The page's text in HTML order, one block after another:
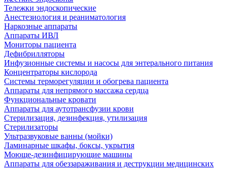
Тележки эндоскопические
Анестезиология и реаниматология
Наркозные аппараты
Аппараты ИВЛ
Мониторы пациента
Дефибрилляторы
Инфузионные системы и насосы для энтерального питания
Концентраторы кислорода
Системы терморегуляции и обогрева пациента
Аппараты для непрямого массажа сердца
Функциональные кровати
Аппараты для аутотрансфузии крови
Стерилизация, дезинфекция, утилизация
Стерилизаторы
Ультразвуковые ванны (мойки)
Ламинарные шкафы, боксы, укрытия
Моюще-дезинфицирующие машины
Аппараты для обеззараживания и деструкции медицинских